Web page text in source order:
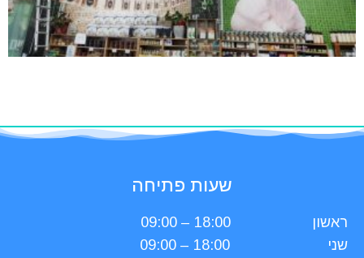
שעות פתיחה
ראשון
18:00 – 09:00
שני
18:00 – 09:00